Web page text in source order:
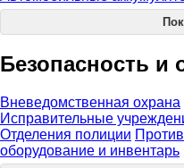
Безопасность и
Вневедомственная охрана
Исправительные
Отделения полиции
оборудование и инвентарь